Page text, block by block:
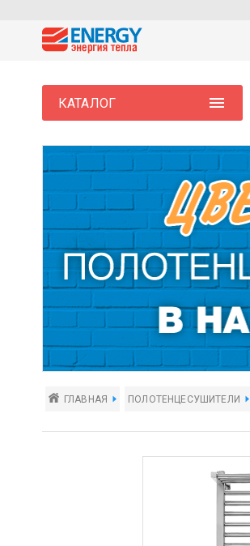
КАТАЛОГ
ГЛАВНАЯ ПОЛОТЕНЦЕСУШИТЕЛИ